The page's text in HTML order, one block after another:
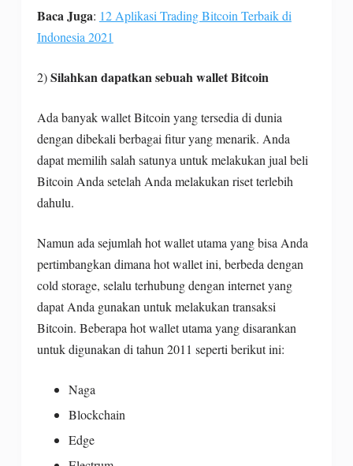
Baca Juga: 12 Aplikasi Trading Bitcoin Terbaik di
Indonesia 2021
2)Silahkan dapatkan sebuah wallet Bitcoin
Ada banyak wallet Bitcoin yang tersedia di dunia
dengan dibekali berbagai fitur yang menarik. Anda
dapat memilih salah satunya untuk melakukan jual beli
Bitcoin Anda setelah Anda melakukan riset terlebih
dahulu.
Namun ada sejumlah hot wallet utama yang bisa Anda
pertimbangkan dimana hot wallet ini, berbeda dengan
cold storage, selalu terhubung dengan internet yang
dapat Anda gunakan untuk melakukan transaksi
Bitcoin. Beberapa hot wallet utama yang disarankan
untuk digunakan di tahun 2011 seperti berikut ini:
Naga
Blockchain
Edge